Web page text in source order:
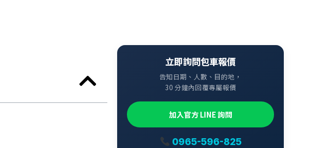
立即詢問包車報價
告知日期、人數、目的地，
30 分鐘內回覆專屬報價
加入官方 LINE 詢問
0965-596-825